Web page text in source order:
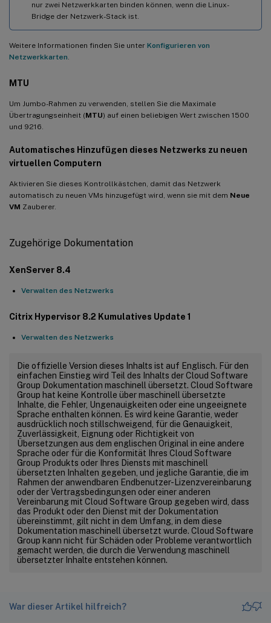
nur zwei Netzwerkkarten binden können, wenn die Linux-
Bridge der Netzwerk-Stack ist.
Weitere Informationen finden Sie unter Konfigurieren von
Netzwerkkarten
MTU
Um Jumbo-Rahmen zu verwenden, stellen Sie die Maximale
Übertragungseinheit (MTU) auf einen beliebigen Wert zwischen 1500
und 9216.
Automatisches Hinzufügen dieses Netzwerks zu neuen
virtuellen Computern
Aktivieren Sie dieses Kontrollkästchen, damit das Netzwerk
automatisch zu neuen VMs hinzugefügt wird, wenn sie mit dem Neue
VM Zauberer.
Zugehörige Dokumentation
XenServer 8.4
Verwalten des Netzwerks
Citrix Hypervisor 8.2 Kumulatives Update 1
Verwalten des Netzwerks
Die offizielle Version dieses Inhalts ist auf Englisch. Für den
einfachen Einstieg wird Teil des Inhalts der Cloud Software
Group Dokumentation maschinell übersetzt. Cloud Software
Group hat keine Kontrolle über maschinell übersetzte
Inhalte, die Fehler, Ungenauigkeiten oder eine ungeeignete
Sprache enthalten können. Es wird keine Garantie, weder
ausdrücklich noch stillschweigend, für die Genauigkeit,
Zuverlässigkeit, Eignung oder Richtigkeit von
Übersetzungen aus dem englischen Original in eine andere
Sprache oder für die Konformität Ihres Cloud Software
Group Produkts oder Ihres Diensts mit maschinell
übersetzten Inhalten gegeben, und jegliche Garantie, die im
Rahmen der anwendbaren Endbenutzer-Lizenzvereinbarung
oder der Vertragsbedingungen oder einer anderen
Vereinbarung mit Cloud Software Group gegeben wird, dass
das Produkt oder den Dienst mit der Dokumentation
übereinstimmt, gilt nicht in dem Umfang, in dem diese
Dokumentation maschinell übersetzt wurde. Cloud Software
Group kann nicht für Schäden oder Probleme verantwortlich
gemacht werden, die durch die Verwendung maschinell
übersetzter Inhalte entstehen können.
War dieser Artikel hilfreich?